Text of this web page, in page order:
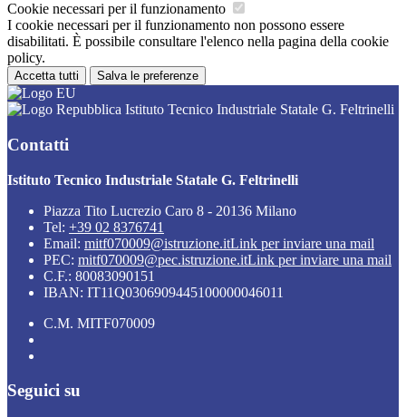
Cookie necessari per il funzionamento
I cookie necessari per il funzionamento non possono essere
disabilitati. È possibile consultare l'elenco nella pagina della cookie
policy.
Accetta tutti Salva le preferenze
Istituto Tecnico Industriale Statale G. Feltrinelli
Contatti
Istituto Tecnico Industriale Statale G. Feltrinelli
Piazza Tito Lucrezio Caro 8 - 20136 Milano
Tel: +39 02 8376741
Email: mitf070009@istruzione.itLink per inviare una mail
PEC: mitf070009@pec.istruzione.itLink per inviare una mail
C.F.: 80083090151
IBAN: IT11Q0306909445100000046011
C.M. MITF070009
Seguici su